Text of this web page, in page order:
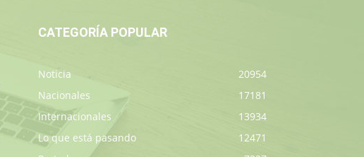
CATEGORÍA POPULAR
Noticia
20954
Nacionales
17181
Internacionales
13934
Lo que está pasando
12471